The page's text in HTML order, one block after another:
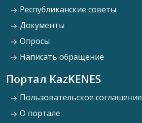
Республиканские советы
Документы
Опросы
Написать обращение
Портал KazKENES
Пользовательское соглашение
О портале